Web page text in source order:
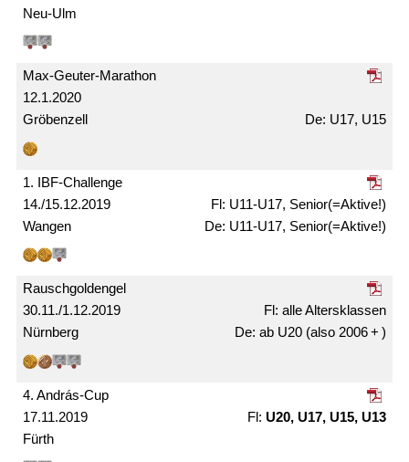
Neu-Ulm
12.1.2020
Max-Geuter-Marathon
Gröbenzell U17, U15
14./15.12.2019
1. IBF-Challenge
Wangen
U11-U17, Senior(=Aktive!)
U11-U17, Senior(=Aktive!)
30.11./1.12.2019
Rausch­gold­engel
Nürnberg
alle Alters­klassen
ab U20 (also 2006 + )
17.11.2019
4. András-Cup
Fürth
U20, U17, U15, U13